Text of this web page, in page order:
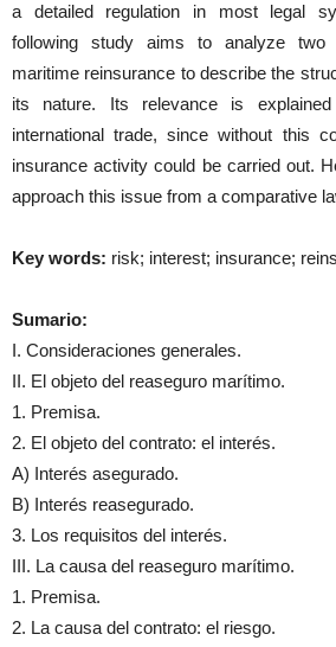
a detailed regulation in most legal
following study aims to analyze two
maritime reinsurance to describe the
its nature. Its relevance is
international trade, since without this
insurance activity could be carried out.
approach this issue from a comparative
Key words: risk; interest; insurance;
Sumario:
I. Consideraciones generales.
II. El objeto del reaseguro marítimo.
1. Premisa.
2. El objeto del contrato: el interés.
A) Interés asegurado.
B) Interés reasegurado.
3. Los requisitos del interés.
III. La causa del reaseguro marítimo.
1. Premisa.
2. La causa del contrato: el riesgo.